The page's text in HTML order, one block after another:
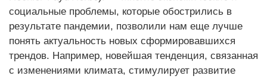
социальные проблемы, которые обострились в
результате пандемии, позволили нам еще лучше
понять актуальность новых сформировавшихся
трендов. Например, новейшая тенденция, связанная
с изменениями климата, стимулирует развитие